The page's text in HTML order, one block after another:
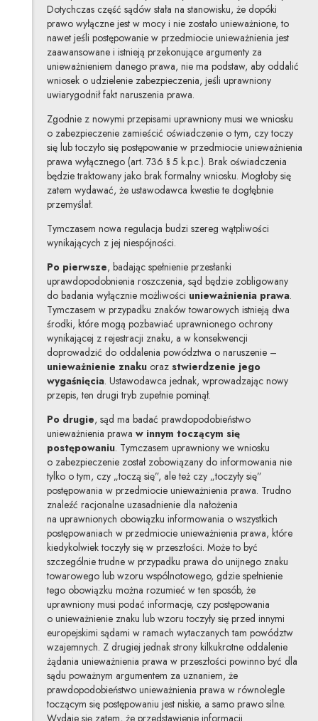
Dotychczas część sądów stała na stanowisku, że dopóki
prawo wyłączne jest w mocy i nie zostało unieważnione, to
nawet jeśli postępowanie w przedmiocie unieważnienia jest
zaawansowane i istnieją przekonujące argumenty za
unieważnieniem danego prawa, nie ma podstaw, aby oddalić
wniosek o udzielenie zabezpieczenia, jeśli uprawniony
uwiarygodnił fakt naruszenia prawa.
Zgodnie z nowymi przepisami uprawniony musi we wniosku
o zabezpieczenie zamieścić oświadczenie o tym, czy toczy
się lub toczyło się postępowanie w przedmiocie unieważnienia
prawa wyłącznego (art. 736 § 5 k.p.c.). Brak oświadczenia
będzie traktowany jako brak formalny wniosku. Mogłoby się
zatem wydawać, że ustawodawca kwestie te dogłębnie
przemyślał.
Tymczasem nowa regulacja budzi szereg wątpliwości
wynikających z jej niespójności.
Po pierwsze, badając spełnienie przesłanki
uprawdopodobnienia roszczenia, sąd będzie zobligowany
do badania wyłącznie możliwości unieważnienia prawa.
Tymczasem w przypadku znaków towarowych istnieją dwa
środki, które mogą pozbawiać uprawnionego ochrony
wynikającej z rejestracji znaku, a w konsekwencji
doprowadzić do oddalenia powództwa o naruszenie –
unieważnienie znakuoraz stwierdzenie jego
wygaśnięcia. Ustawodawca jednak, wprowadzając nowy
przepis, ten drugi tryb zupełnie pominął.
Po drugie, sąd ma badać prawdopodobieństwo
unieważnienia prawa w innym toczącym się
postępowaniu. Tymczasem uprawniony we wniosku
o zabezpieczenie został zobowiązany do informowania nie
tylko o tym, czy „toczą się”, ale też czy „toczyły się”
postępowania w przedmiocie unieważnienia prawa. Trudno
znaleźć racjonalne uzasadnienie dla nałożenia
na uprawnionych obowiązku informowania o wszystkich
postępowaniach w przedmiocie unieważnienia prawa, które
kiedykolwiek toczyły się w przeszłości. Może to być
szczególnie trudne w przypadku prawa do unijnego znaku
towarowego lub wzoru wspólnotowego, gdzie spełnienie
tego obowiązku można rozumieć w ten sposób, że
uprawniony musi podać informacje, czy postępowania
o unieważnienie znaku lub wzoru toczyły się przed innymi
europejskimi sądami w ramach wytaczanych tam powództw
wzajemnych. Z drugiej jednak strony kilkukrotne oddalenie
żądania unieważnienia prawa w przeszłości powinno być dla
sądu poważnym argumentem za uznaniem, że
prawdopodobieństwo unieważnienia prawa w równolegle
toczącym się postępowaniu jest niskie, a samo prawo silne.